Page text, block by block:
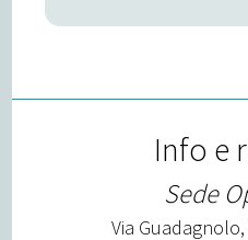
Info e
Sede
Via